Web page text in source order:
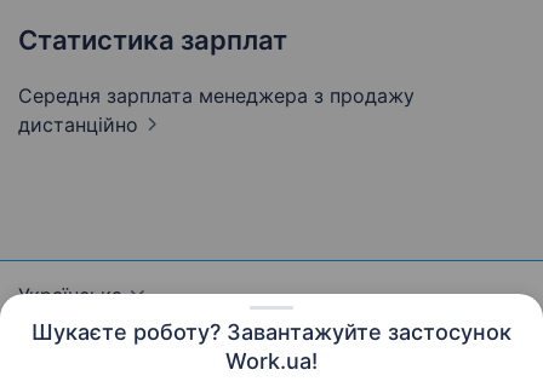
Шукаєте роботу? Завантажуйте застосунок
Work.ua!
Статистика зарплат
Середня зарплата менеджера з продажу
дистанційно
Українська